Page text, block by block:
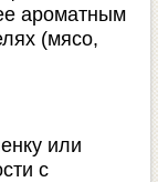
ароматным
(мясо,
или
с